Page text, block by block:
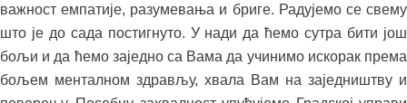
важност емпатије, разумевања и бриге. Радујемо се свему
што је до сада постигнуто. У нади да ћемо сутра бити још
бољи и да ћемо заједно са Вама да учинимо искорак према
бољем менталном здрављу, хвала Вам на заједништву и